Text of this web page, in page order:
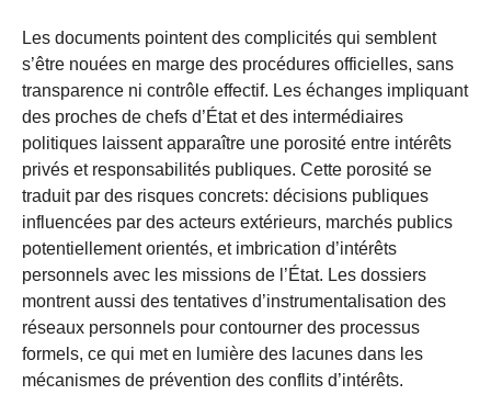
Les documents pointent des complicités qui semblent
s’être nouées en marge des procédures officielles, sans
transparence ni contrôle effectif. Les échanges impliquant
des proches de chefs d’État et des intermédiaires
politiques laissent apparaître une porosité entre intérêts
privés et responsabilités publiques. Cette porosité se
traduit par des risques concrets: décisions publiques
influencées par des acteurs extérieurs, marchés publics
potentiellement orientés, et imbrication d’intérêts
personnels avec les missions de l’État. Les dossiers
montrent aussi des tentatives d’instrumentalisation des
réseaux personnels pour contourner des processus
formels, ce qui met en lumière des lacunes dans les
mécanismes de prévention des conflits d’intérêts.